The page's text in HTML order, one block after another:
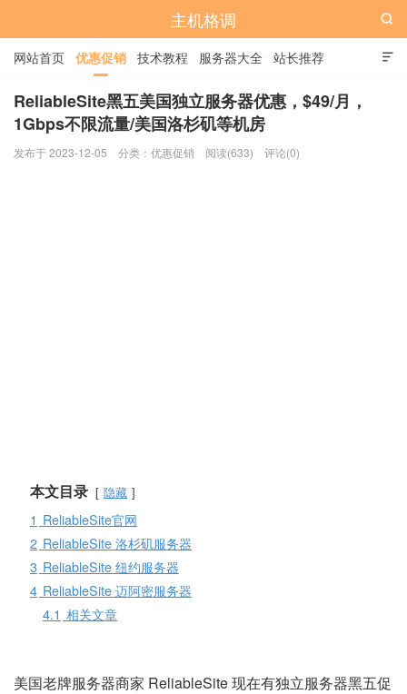
主机格调

网站首页 优惠促销 技术教程 服务器大全 站长推荐
全站标签 广告位

ReliableSite黑五美国独立服务器优惠，$49/月，
1Gbps不限流量/美国洛杉矶等机房
发布于 2023-12-05 分类： 优惠促销 阅读(633) 评论(0)
本文目录 隐藏
1 ReliableSite官网
2 ReliableSite 洛杉矶服务器
3 ReliableSite 纽约服务器
4 ReliableSite 迈阿密服务器
4.1 相关文章
美国老牌服务器商家 ReliableSite 现在有独立服务器黑五促